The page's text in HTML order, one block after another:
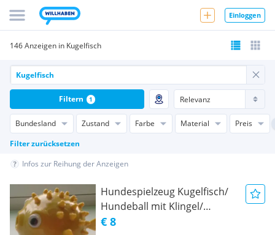
Einloggen
146 Anzeigen in Kugelfisch
Bundesland Zustand Farbe Material
Preis
Filter zurücksetzen
Filtern 1
Infos zur Reihung der Anzeigen
Hundespielzeug Kugelfisch/
Hundeball mit Klingel/
Gummi-Kugelfisch
€ 8